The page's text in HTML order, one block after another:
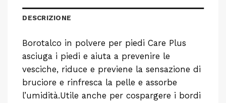
DESCRIZIONE
Borotalco in polvere per piedi Care Plus
asciuga i piedi e aiuta a prevenire le
vesciche, riduce e previene la sensazione di
bruciore e rinfresca la pelle e assorbe
l’umidità.Utile anche per cospargere i bordi